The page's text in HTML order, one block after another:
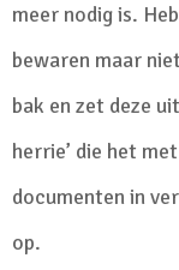
meer nodig is.
bewaren maar
bak en zet deze
herrie’ die het
documenten in
op.